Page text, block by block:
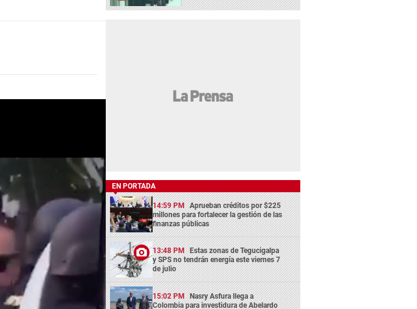
EN PORTADA
14:59 PM Aprueban créditos por $225
millones para fortalecer la gestión de las
finanzas públicas
13:48 PM Estas zonas de Tegucigalpa
y SPS no tendrán energía este viernes 7
de julio
15:02 PM Nasry Asfura llega a
Colombia para investidura de Abelardo